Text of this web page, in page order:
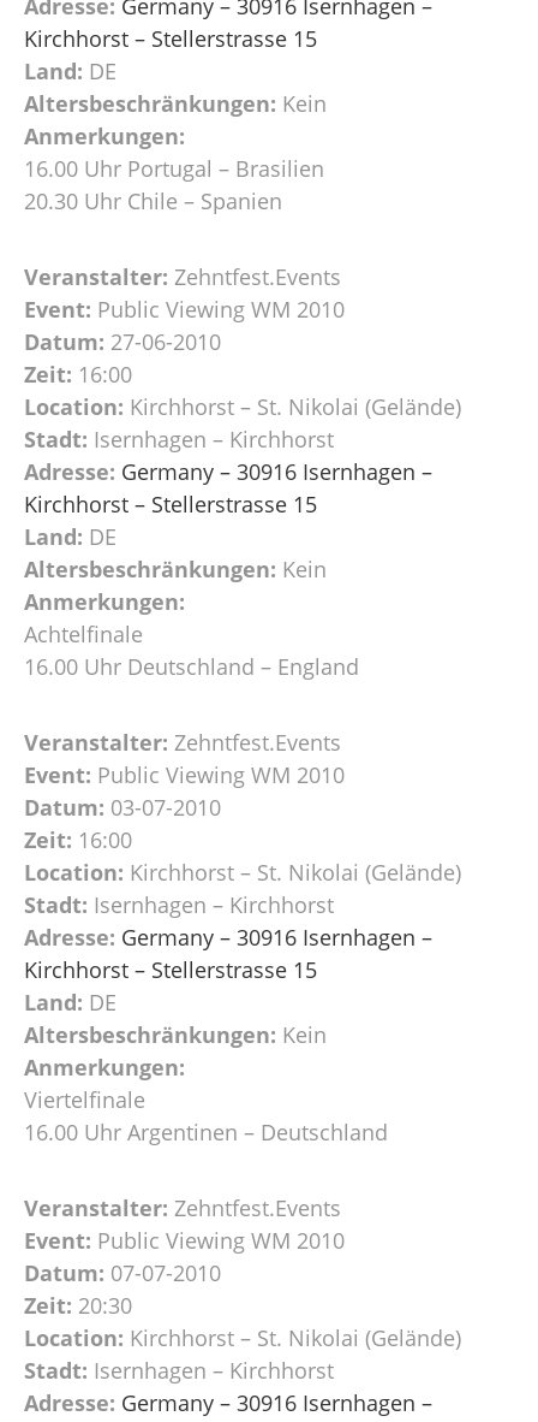
Kirchhorst – Stellerstrasse 15
Land: DE
Altersbeschränkungen: Kein
Anmerkungen:
16.00 Uhr Portugal – Brasilien
20.30 Uhr Chile – Spanien
Veranstalter: Zehntfest.Events
Event: Public Viewing WM 2010
Datum: 27-06-2010
Zeit: 16:00
Location: Kirchhorst – St. Nikolai (Gelände)
Stadt: Isernhagen – Kirchhorst
Adresse: Germany – 30916 Isernhagen –
Kirchhorst – Stellerstrasse 15
Land: DE
Altersbeschränkungen: Kein
Anmerkungen:
Achtelfinale
16.00 Uhr Deutschland – England
Veranstalter: Zehntfest.Events
Event: Public Viewing WM 2010
Datum: 03-07-2010
Zeit: 16:00
Location: Kirchhorst – St. Nikolai (Gelände)
Stadt: Isernhagen – Kirchhorst
Adresse: Germany – 30916 Isernhagen –
Kirchhorst – Stellerstrasse 15
Land: DE
Altersbeschränkungen: Kein
Anmerkungen:
Viertelfinale
16.00 Uhr Argentinen – Deutschland
Veranstalter: Zehntfest.Events
Event: Public Viewing WM 2010
Datum: 07-07-2010
Zeit: 20:30
Location: Kirchhorst – St. Nikolai (Gelände)
Stadt: Isernhagen – Kirchhorst
Adresse: Germany – 30916 Isernhagen –